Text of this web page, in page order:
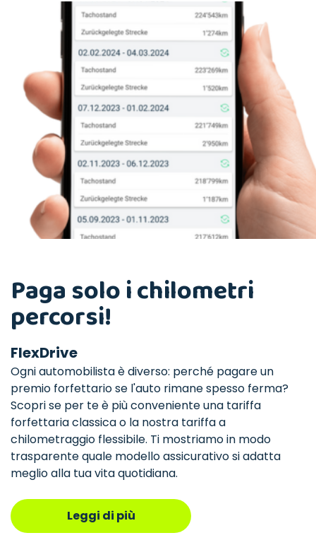
Paga solo i chilometri
percorsi!
FlexDrive
Ogni automobilista è diverso: perché pagare un
premio forfettario se l'auto rimane spesso ferma?
Scopri se per te è più conveniente una tariffa
forfettaria classica o la nostra tariffa a
chilometraggio flessibile. Ti mostriamo in modo
trasparente quale modello assicurativo si adatta
meglio alla tua vita quotidiana.
Leggi di più